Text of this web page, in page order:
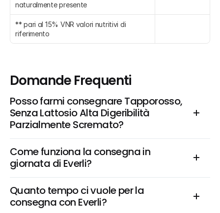
naturalmente presente
** pari al 15% VNR valori nutritivi di
riferimento
Domande Frequenti
Posso farmi consegnare Tapporosso,
Senza Lattosio Alta Digeribilità
Parzialmente Scremato?
Come funziona la consegna in
giornata di Everli?
Quanto tempo ci vuole per la
consegna con Everli?